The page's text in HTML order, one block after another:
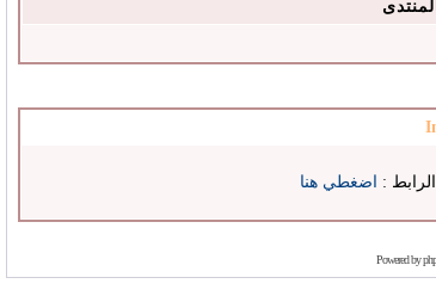
: اضغطي هنا
Powered by